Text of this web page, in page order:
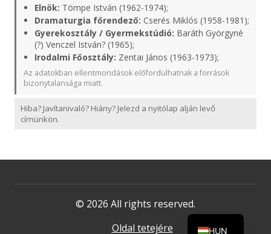
Elnök: Tömpe István (1962-1974);
Dramaturgia főrendező: Cserés Miklós (1958-1981);
Gyerekosztály / Gyermekstúdió: Baráth Györgyné
(?) Venczel István? (1965);
Irodalmi Főosztály: Zentai János (1963-1973);
Az adatokban ellentmondások előfordulhatnak a források
bizonytalansága miatt.
Hiba? Javítanivaló? Hiány? Jelezd a nyitólap alján levő
címünkön.
© 2026 All rights reserved.
Oldal tetejére
HUN